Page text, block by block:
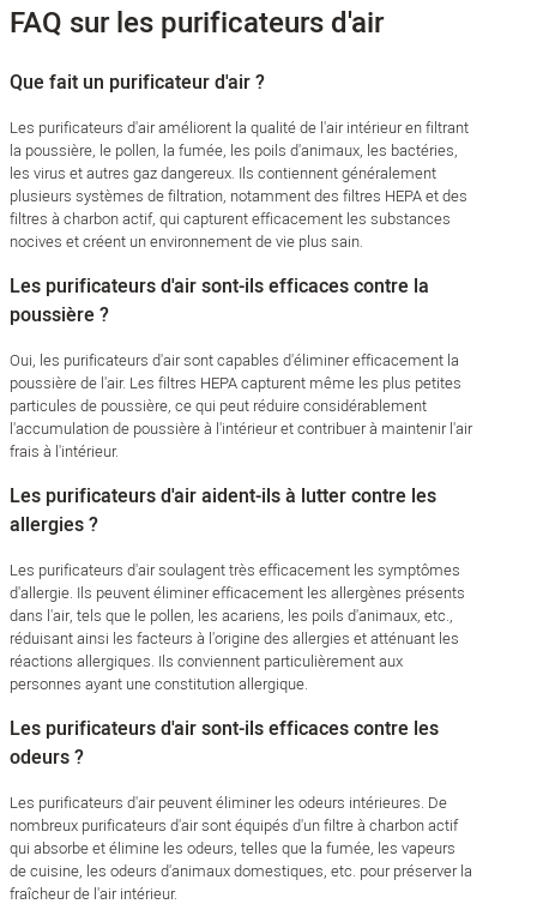
FAQ sur les purificateurs d'air
Que fait un purificateur d'air ?
Les purificateurs d'air améliorent la qualité de l'air intérieur en filtrant
la poussière, le pollen, la fumée, les poils d'animaux, les bactéries,
les virus et autres gaz dangereux. Ils contiennent généralement
plusieurs systèmes de filtration, notamment des filtres HEPA et des
filtres à charbon actif, qui capturent efficacement les substances
nocives et créent un environnement de vie plus sain.
Les purificateurs d'air sont-ils efficaces contre la
poussière ?
Oui, les purificateurs d'air sont capables d'éliminer efficacement la
poussière de l'air. Les filtres HEPA capturent même les plus petites
particules de poussière, ce qui peut réduire considérablement
l'accumulation de poussière à l'intérieur et contribuer à maintenir l'air
frais à l'intérieur.
Les purificateurs d'air aident-ils à lutter contre les
allergies ?
Les purificateurs d'air soulagent très efficacement les symptômes
d'allergie. Ils peuvent éliminer efficacement les allergènes présents
dans l'air, tels que le pollen, les acariens, les poils d'animaux, etc.,
réduisant ainsi les facteurs à l'origine des allergies et atténuant les
réactions allergiques. Ils conviennent particulièrement aux
personnes ayant une constitution allergique.
Les purificateurs d'air sont-ils efficaces contre les
odeurs ?
Les purificateurs d'air peuvent éliminer les odeurs intérieures. De
nombreux purificateurs d'air sont équipés d'un filtre à charbon actif
qui absorbe et élimine les odeurs, telles que la fumée, les vapeurs
de cuisine, les odeurs d'animaux domestiques, etc. pour préserver la
fraîcheur de l'air intérieur.